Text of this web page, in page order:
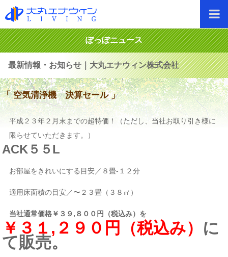
ぽっぽニュース
最新情報・お知らせ｜大丸エナウィン株式会社
「 空気清浄機 決算セール 」
平成２３年２月末までの超特価！（ただし、当社お取り引き様に
限らせていただきます。）
ACK５５L
お部屋をきれいにする目安／８畳-１２分
適用床面積の目安／〜２３畳（３８㎡）
当社通常価格￥３９,８００円（税込み）を
￥３１,２９０円（税込み） に
て販売。